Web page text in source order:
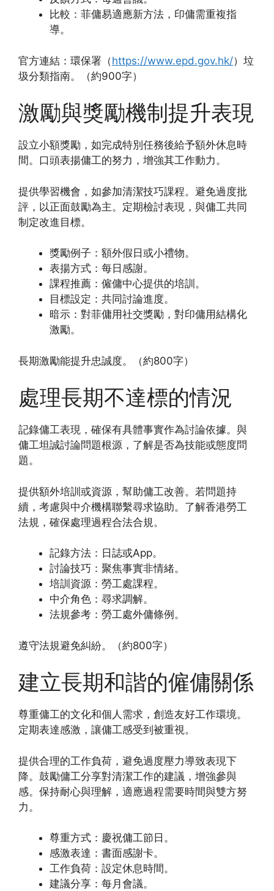
比較：菲傭易適應新方法，印傭需重複指
導。
官方連結：環保署（https://www.epd.gov.hk/）垃
圾分類指南。（約900字）
激勵與獎勵機制提升表現
設立小額獎勵，如完成特別任務後給予額外休息時
間。口頭表揚傭工的努力，增強其工作動力。
提供學習機會，如參加清潔技巧課程。避免過度批
評，以正面鼓勵為主。定期檢討表現，與傭工共同
制定改進目標。
獎勵例子：額外假日或小禮物。
表揚方式：每日感謝。
課程推薦：僱傭中心提供的培訓。
目標設定：共同討論進度。
暗示：對菲傭用社交獎勵，對印傭用結構化
激勵。
長期激勵能提升忠誠度。（約800字）
處理長期不達標的情況
記錄傭工表現，確保有具體事實作為討論依據。與
傭工坦誠討論問題根源，了解是否為技能或態度問
題。
提供額外培訓或資源，幫助傭工改善。若問題持
續，考慮與中介機構聯繫尋求協助。了解香港勞工
法規，確保處理過程合法合規。
記錄方法：日誌或App。
討論技巧：聚焦事實非情緒。
培訓資源：勞工處課程。
中介角色：尋求調解。
法規參考：勞工處外傭條例。
遵守法規避免糾紛。（約800字）
建立長期和諧的僱傭關係
尊重傭工的文化和個人需求，創造友好工作環境。
定期表達感激，讓傭工感受到被重視。
提供合理的工作負荷，避免過度壓力導致表現下
降。鼓勵傭工分享對清潔工作的建議，增強參與
感。保持耐心與理解，適應過程需要時間與雙方努
力。
尊重方式：慶祝傭工節日。
感激表達：書面感謝卡。
工作負荷：設定休息時間。
建議分享：每月會議。